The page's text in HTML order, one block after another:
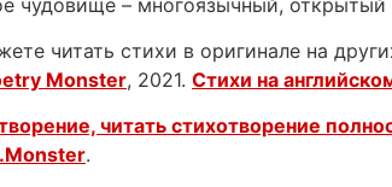
читать стихи в оригинале на
Monster, 2021. Стихи на
читать стихотворение
.